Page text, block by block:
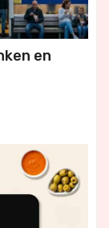
en